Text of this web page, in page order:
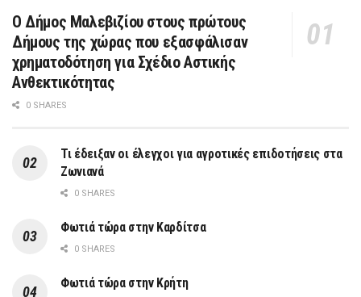
Ο Δήμος Μαλεβιζίου στους πρώτους
Δήμους της χώρας που εξασφάλισαν
χρηματοδότηση για Σχέδιο Αστικής
Ανθεκτικότητας
0 SHARES
Τι έδειξαν οι έλεγχοι για αγροτικές επιδοτήσεις στα
Ζωνιανά
0 SHARES
Φωτιά τώρα στην Καρδίτσα
0 SHARES
Φωτιά τώρα στην Κρήτη